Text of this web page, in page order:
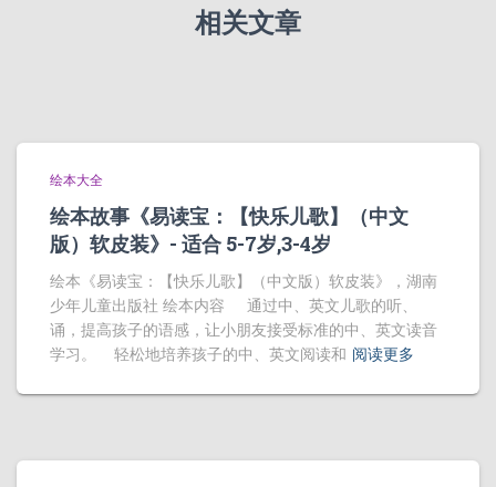
相关文章
绘本大全
绘本故事《易读宝：【快乐儿歌】（中文
版）软皮装》- 适合 5-7岁,3-4岁
绘本《易读宝：【快乐儿歌】（中文版）软皮装》，湖南
少年儿童出版社 绘本内容 通过中、英文儿歌的听、
诵，提高孩子的语感，让小朋友接受标准的中、英文读音
学习。 轻松地培养孩子的中、英文阅读和 阅读更多